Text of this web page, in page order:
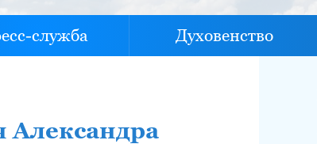
служба Духовенство
Александра